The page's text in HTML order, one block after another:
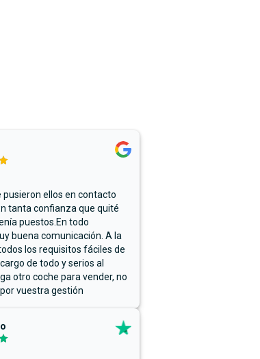
pusieron ellos en contacto
tanta confianza que quité
puestos.En todo
buena comunicación. A la
los requisitos fáciles de
de todo y serios al
otro coche para vender, no
vuestra gestión